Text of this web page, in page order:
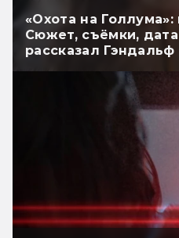
«Охота на Голлума»:
Сюжет, съёмки,
рассказал Гэндальф